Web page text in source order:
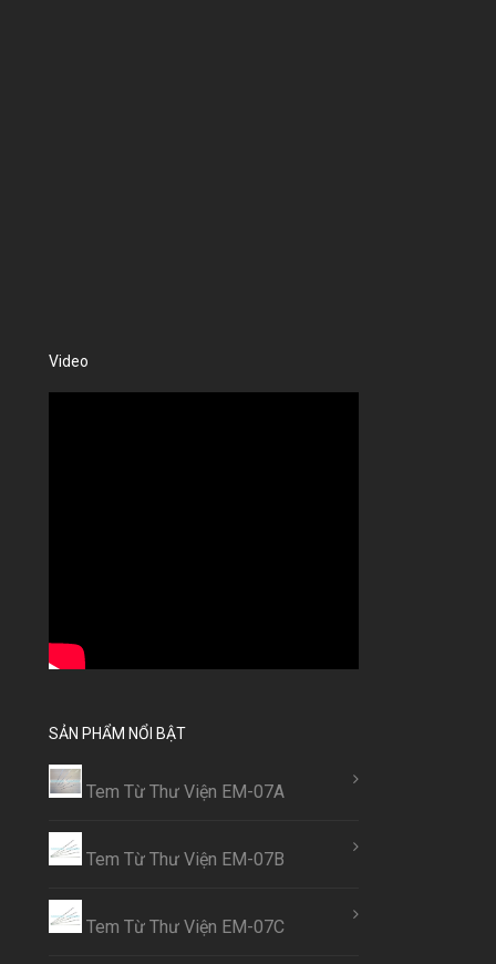
Video
SẢN PHẨM NỔI BẬT
Tem Từ Thư Viện EM-07A
Tem Từ Thư Viện EM-07B
Tem Từ Thư Viện EM-07C